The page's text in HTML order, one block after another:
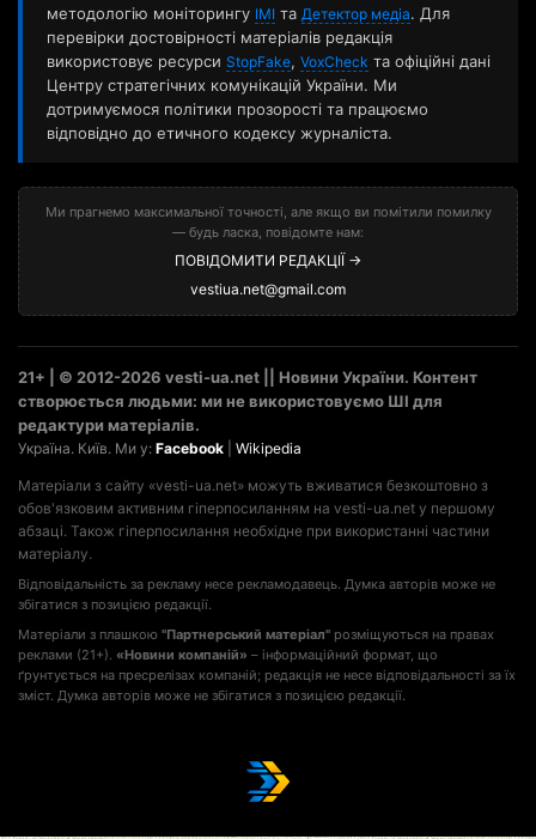
методологію моніторингу ІМІ та Детектор медіа. Для
перевірки достовірності матеріалів редакція
використовує ресурси StopFake, VoxCheck та офіційні дані
Центру стратегічних комунікацій України. Ми
дотримуємося політики прозорості та працюємо
відповідно до етичного кодексу журналіста.
Ми прагнемо максимальної точності, але якщо ви помітили помилку
— будь ласка, повідомте нам:
ПОВІДОМИТИ РЕДАКЦІЇ →
vestiua.net@gmail.com
21+ | © 2012-2026 vesti-ua.net || Новини України. Контент
створюється людьми: ми не використовуємо ШІ для
редактури матеріалів.
Україна. Київ. Ми у: Facebook Wikipedia
Матеріали з сайту «vesti-ua.net» можуть вживатися безкоштовно з
обов'язковим активним гіперпосиланням на vesti-ua.net у першому
абзаці. Також гіперпосилання необхідне при використанні частини
матеріалу.
Відповідальність за рекламу несе рекламодавець. Думка авторів може не
збігатися з позицією редакції.
Матеріали з плашкою "Партнерський матеріал" розміщуються на правах
реклами (21+). «Новини компаній» – інформаційний формат, що
ґрунтується на пресрелізах компаній; редакція не несе відповідальності за їх
зміст. Думка авторів може не збігатися з позицією редакції.